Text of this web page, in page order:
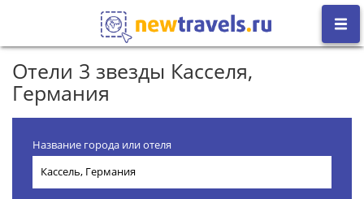
Отели 3 звезды Касселя,
Германия
Название города или отеля